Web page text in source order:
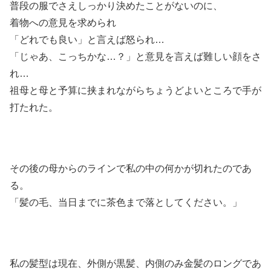
普段の服でさえしっかり決めたことがないのに、
着物への意見を求められ
「どれでも良い」と言えば怒られ…
「じゃあ、こっちかな…？」と意見を言えば難しい顔をさ
れ…
祖母と母と予算に挟まれながらちょうどよいところで手が
打たれた。
その後の母からのラインで私の中の何かが切れたのであ
る。
「髪の毛、当日までに茶色まで落としてください。」
私の髪型は現在、外側が黒髪、内側のみ金髪のロングであ